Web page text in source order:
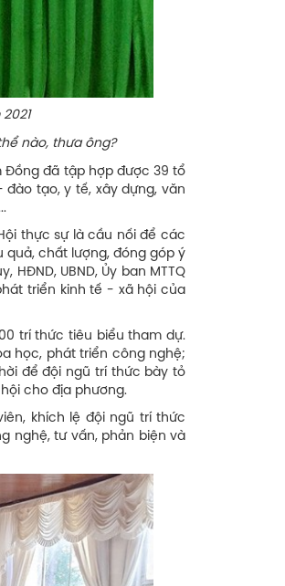
nào, thưa ông?
Đồng đã tập hợp được 39 tổ
tạo, y tế, xây dựng, văn
thực sự là cầu nối để các
chất lượng, đóng góp ý
UBND, Ủy ban MTTQ
triển kinh tế - xã hội của
trí thức tiêu biểu tham dự.
học, phát triển công nghệ;
để đội ngũ trí thức bày tỏ
cho địa phương.
khích lệ đội ngũ trí thức
nghệ, tư vấn, phản biện và